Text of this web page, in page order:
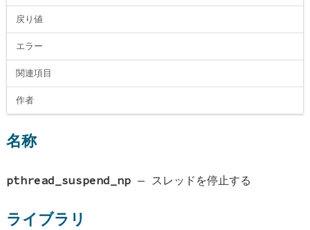
戻り値
エラー
関連項目
作者
名称
pthread_suspend_np — スレッドを停止する
ライブラリ